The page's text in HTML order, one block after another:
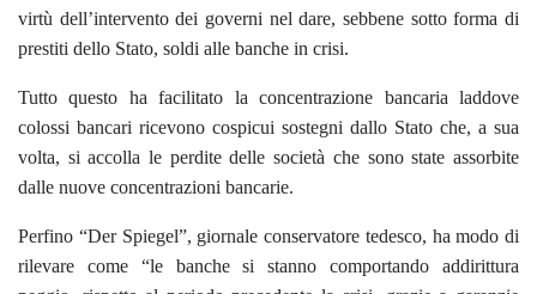
virtù dell’intervento dei governi nel dare, sebbene sotto forma di
prestiti dello Stato, soldi alle banche in crisi.
Tutto questo ha facilitato la concentrazione bancaria laddove
colossi bancari ricevono cospicui sostegni dallo Stato che, a sua
volta, si accolla le perdite delle società che sono state assorbite
dalle nuove concentrazioni bancarie.
Perfino “Der Spiegel”, giornale conservatore tedesco, ha modo di
rilevare come “le banche si stanno comportando addirittura